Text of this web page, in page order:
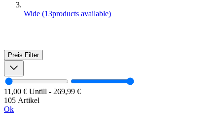
Wide (13products available)
Preis Filter
11,00 € Untill - 269,99 €
105 Artikel
Ok